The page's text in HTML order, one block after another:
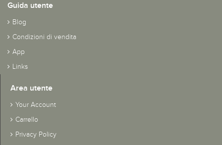
Guida utente
Blog
Condizioni di vendita
App
Links
Area utente
Your Account
Carrello
Privacy Policy